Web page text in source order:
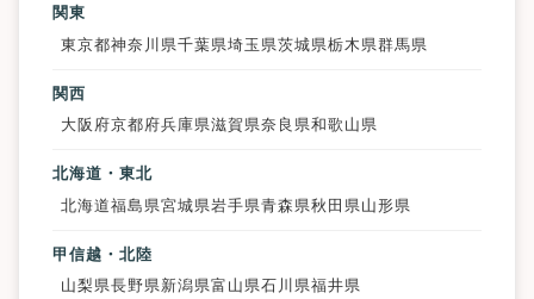
関東
東京都神奈川県千葉県埼玉県茨城県栃木県群馬県
関西
大阪府京都府兵庫県滋賀県奈良県和歌山県
北海道・東北
北海道福島県宮城県岩手県青森県秋田県 山形県
甲信越・北陸
山梨県長野県新潟県富山県石川県福井県